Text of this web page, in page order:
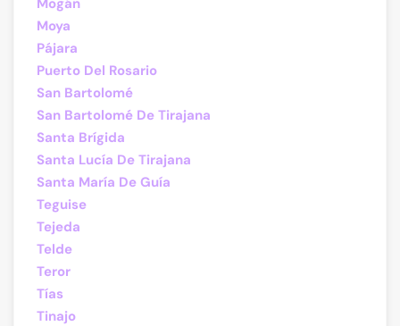
Mogán
Moya
Pájara
Puerto Del Rosario
San Bartolomé
San Bartolomé De Tirajana
Santa Brígida
Santa Lucía De Tirajana
Santa María De Guía
Teguise
Tejeda
Telde
Teror
Tías
Tinajo